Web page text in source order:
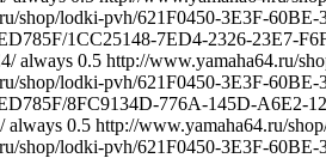
shop/lodki-pvh/621F0450-3E3F-
1CC25148-7ED4-2326-23E7-
always 0.5 http://www.yamaha64.ru/
shop/lodki-pvh/621F0450-3E3F-
8FC9134D-776A-145D-A6E2-
always 0.5 http://www.yamaha64.ru/
shop/lodki-pvh/621F0450-3E3F-